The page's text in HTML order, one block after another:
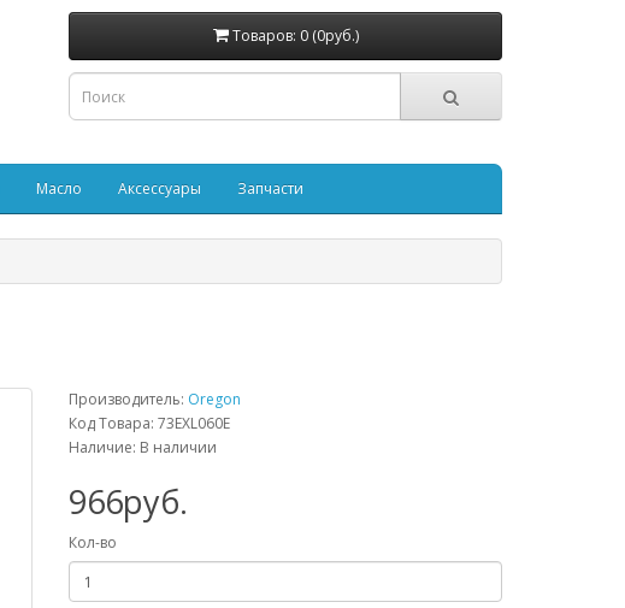
Товаров: 0 (0руб.)
Масло Аксессуары Запчасти
Производитель: Oregon
Код Товара: 73EXL060E
Наличие: В наличии
966руб.
Кол-во